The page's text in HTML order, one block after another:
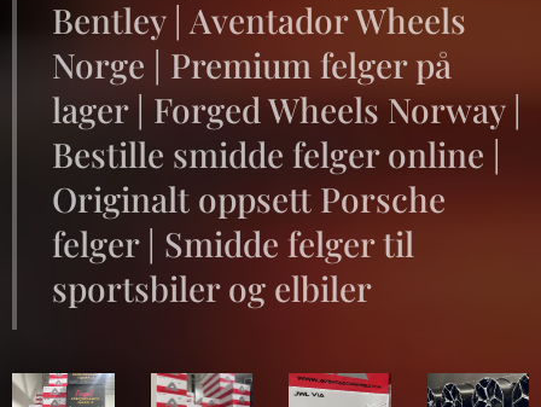
Bentley | Aventador Wheels
Norge | Premium felger på
lager | Forged Wheels Norway |
Bestille smidde felger online |
Originalt oppsett Porsche
felger | Smidde felger til
sportsbiler og elbiler